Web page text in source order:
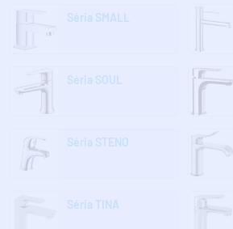
Séria SMALL
Séria SOUL
Séria STENO
Séria TINA